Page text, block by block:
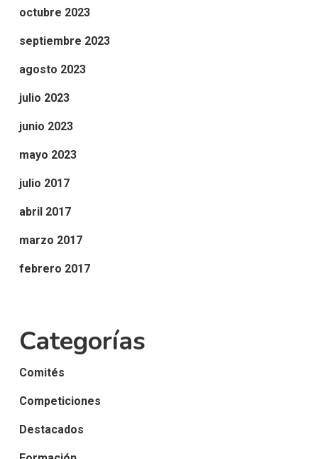
octubre 2023
septiembre 2023
agosto 2023
julio 2023
junio 2023
mayo 2023
julio 2017
abril 2017
marzo 2017
febrero 2017
Categorías
Comités
Competiciones
Destacados